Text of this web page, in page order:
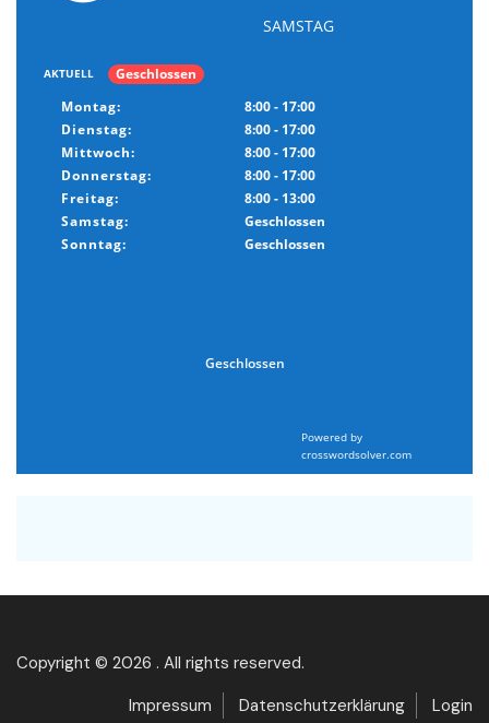
SAMSTAG
AKTUELL
Geschlossen
Montag:
8:00 - 17:00
Dienstag:
8:00 - 17:00
Mittwoch:
8:00 - 17:00
Donnerstag:
8:00 - 17:00
Freitag:
8:00 - 13:00
Samstag:
Geschlossen
Sonntag:
Geschlossen
Geschlossen
Powered by
crosswordsolver.com
Copyright © 2026 . All rights reserved.
Impressum
Datenschutzerklärung Login